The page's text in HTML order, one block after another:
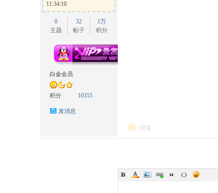
11:34:10
0
主题
32
帖子
1万
积分
白金会员
积分 10355
发消息
回复